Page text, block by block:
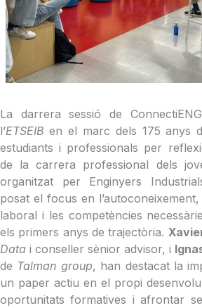
La darrera sessió de
l’ETSEIB en el marc dels 175 anys
estudiants i professionals per
de la carrera professional dels
organitzat per Enginyers
posat el focus en
laboral i les competències
els primers anys de trajectòria.
Data i conseller sènior advisor, i
de Talman group, han destacat la
un paper actiu en el propi
oportunitats formatives i afrontar